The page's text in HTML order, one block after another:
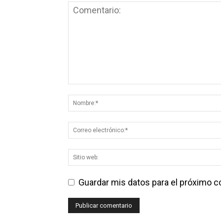
Guardar mis datos para el próximo